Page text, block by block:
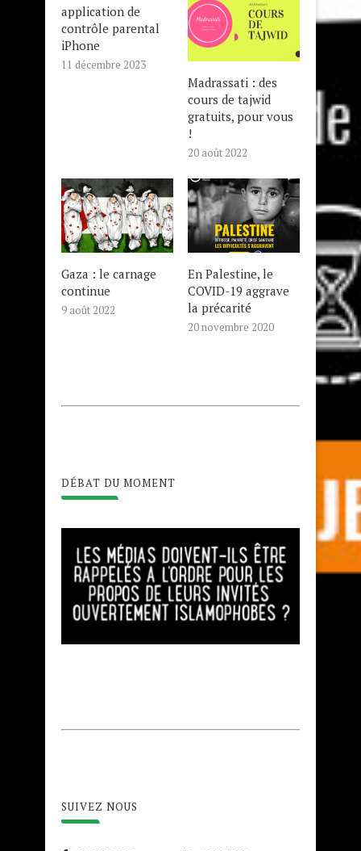
application de
contrôle parental
iPhone
11 décembre 2023
Madrassati : des
cours de tajwid
gratuits, pour vous
!
20 août 2022
Gaza : le carnage
continue
9 août 2022
En Palestine, le
COVID-19 aggrave
la précarité
20 novembre 2020
DÉBAT DU MOMENT
SUIVEZ NOUS